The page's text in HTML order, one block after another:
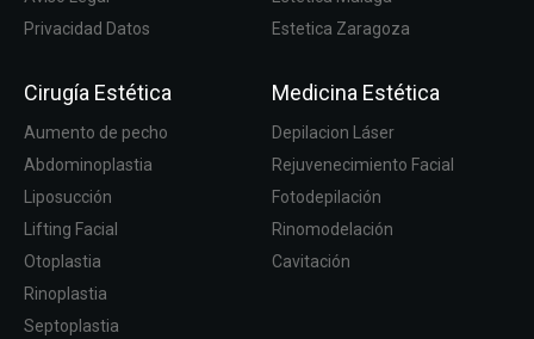
Privacidad Datos
Estetica Zaragoza
Cirugía Estética
Aumento de pecho
Abdominoplastia
Liposucción
Lifting Facial
Otoplastia
Rinoplastia
Septoplastia
Medicina Estética
Depilacion Láser
Rejuvenecimiento Facial
Fotodepilación
Rinomodelación
Cavitación